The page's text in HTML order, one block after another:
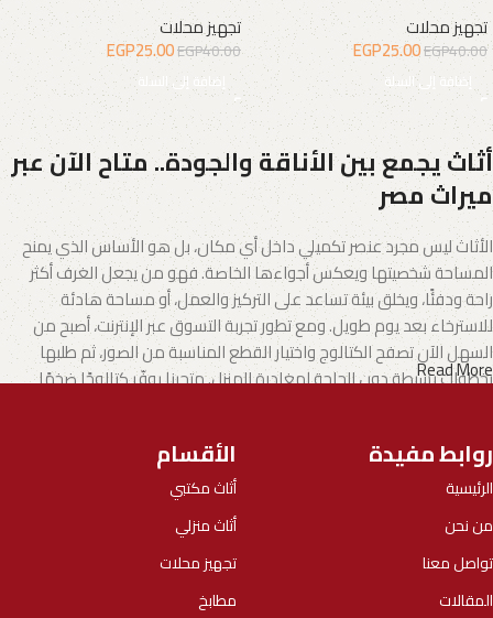
تجهيز محلات
EGP40.00
EGP25.00
إضافة إلى السلة
تجهيز محلات
EGP40.00
EGP25.00
إضافة إلى السلة
أثاث يجمع بين الأناقة والجودة.. متاح الآن عبر
ميراث مصر
الأثاث ليس مجرد عنصر تكميلي داخل أي مكان، بل هو الأساس الذي يمنح
المساحة شخصيتها ويعكس أجواءها الخاصة. فهو من يجعل الغرف أكثر
راحة ودفئًا، ويخلق بيئة تساعد على التركيز والعمل، أو مساحة هادئة
للاسترخاء بعد يوم طويل. ومع تطور تجربة التسوق عبر الإنترنت، أصبح من
السهل الآن تصفح الكتالوج واختيار القطع المناسبة من الصور، ثم طلبها
بخطوات بسيطة دون الحاجة لمغادرة المنزل. متجرنا يوفّر كتالوجًا ضخمًا
الأثاث.. فن يجمع بين الإبداع والجودة
تطورت صناعة الأثاث لتصبح مزيجًا من الفن والوظيفة، حيث يقدم المصنّعون
اليوم خيارات تلبي جميع الأذواق، بدءًا من الموديلات العملية الجاهزة وحتى
التصاميم الفريدة التي تحمل بصمة الحرفيين المبدعين.
Read More
روابط مفيدة
الرئيسية
من نحن
تواصل معنا
المقالات
الأقسام
أثاث مكتبي
أثاث منزلي
تجهيز محلات
مطابخ